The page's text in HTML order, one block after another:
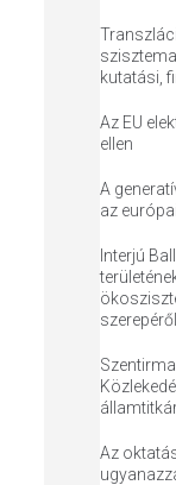
kutatási,
Az EU
ellen
A
az
Interjú
szerepéről
Az